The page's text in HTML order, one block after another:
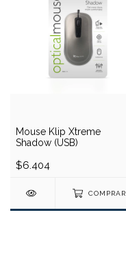
Mouse Klip Xtreme
Shadow (USB)
$6.404
COMPRAR